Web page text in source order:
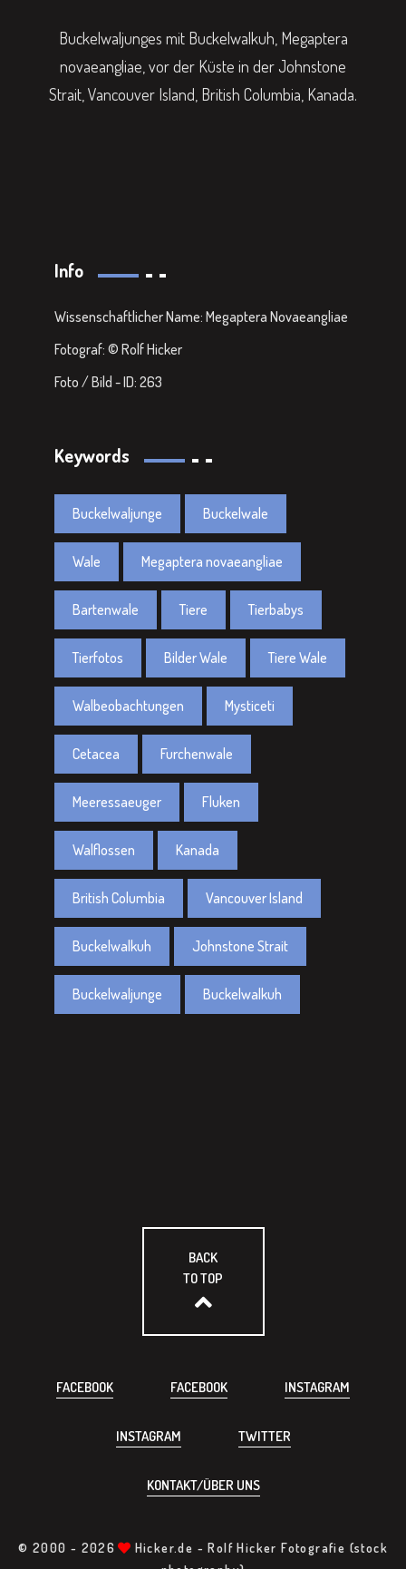
Buckelwaljunges mit Buckelwalkuh, Megaptera
novaeangliae, vor der Küste in der Johnstone
Strait, Vancouver Island, British Columbia, Kanada.
Info
Wissenschaftlicher Name: Megaptera Novaeangliae
Fotograf: © Rolf Hicker
Foto / Bild - ID: 263
Keywords
Buckelwaljunge Buckelwale
Wale Megaptera novaeangliae
Bartenwale Tiere Tierbabys
Tierfotos Bilder Wale Tiere Wale
Walbeobachtungen Mysticeti
Cetacea Furchenwale
Meeressaeuger Fluken
Walflossen Kanada
British Columbia Vancouver Island
Buckelwalkuh Johnstone Strait
Buckelwaljunge Buckelwalkuh
BACK
TO TOP
FACEBOOK FACEBOOK INSTAGRAM
INSTAGRAM TWITTER
KONTAKT/ÜBER UNS
© 2000 - 2026
Hicker.de - Rolf Hicker Fotografie (stock